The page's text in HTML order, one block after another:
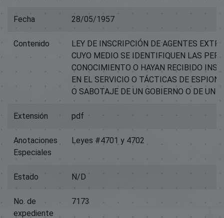
Fecha 28/05/1957
Contenido
LEY DE INSCRIPCIÓN DE AGENTES
CUYO MEDIO SE IDENTIFIQUEN LAS
CONOCIMIENTO O HAYAN RECIBIDO
EN EL SERVICIO O TÁCTICAS DE
O SABOTAJE DE UN GOBIERNO O DE UN
Extensión pdf
Anotaciones
Especiales
Leyes #4701 y 4702
Estado N/D
No. de
expediente
7173